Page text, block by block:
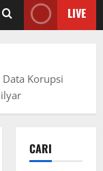
LIVE
Korupsi
CARI